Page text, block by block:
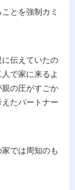
とを強制カミ
伝えていたの
で家に来るよ
の圧がすごか
たパートナー
では周知のも